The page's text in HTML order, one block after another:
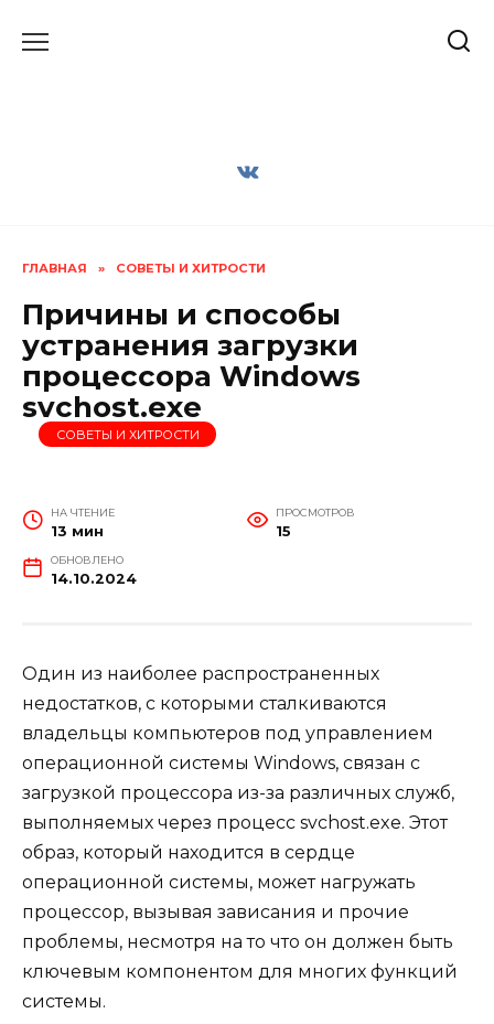
ГЛАВНАЯ » СОВЕТЫ И ХИТРОСТИ
Причины и способы
устранения загрузки
процессора Windows
svchost.exe
СОВЕТЫ И ХИТРОСТИ
НА ЧТЕНИЕ
13 мин
ПРОСМОТРОВ
15
ОБНОВЛЕНО
14.10.2024
Один из наиболее распространенных
недостатков, с которыми сталкиваются
владельцы компьютеров под управлением
операционной системы Windows, связан с
загрузкой процессора из-за различных служб,
выполняемых через процесс svchost.exe. Этот
образ, который находится в сердце
операционной системы, может нагружать
процессор, вызывая зависания и прочие
проблемы, несмотря на то что он должен быть
ключевым компонентом для многих функций
системы.